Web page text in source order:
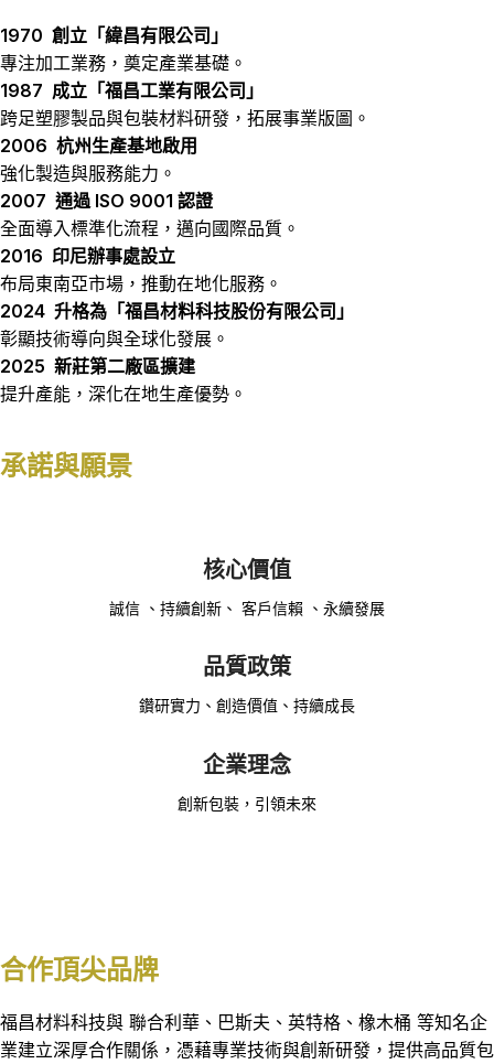
1970 創立「緯昌有限公司」
專注加工業務，奠定產業基礎。
1987 成立「福昌工業有限公司」
跨足塑膠製品與包裝材料研發，拓展事業版圖。
2006 杭州生產基地啟用
強化製造與服務能力。
2007 通過 ISO 9001 認證
全面導入標準化流程，邁向國際品質。
2016 印尼辦事處設立
布局東南亞市場，推動在地化服務。
2024 升格為「福昌材料科技股份有限公司」
彰顯技術導向與全球化發展。
2025 新莊第二廠區擴建
提升產能，深化在地生產優勢。
承諾與願景
核心價值
誠信 、持續創新、 客戶信賴 、永續發展
品質政策
鑽研實力、創造價值、持續成長
企業理念
創新包裝，引領未來
合作頂尖品牌
福昌材料科技與 聯合利華、巴斯夫、英特格、橡木桶 等知名企
業建立深厚合作關係，憑藉專業技術與創新研發，提供高品質包